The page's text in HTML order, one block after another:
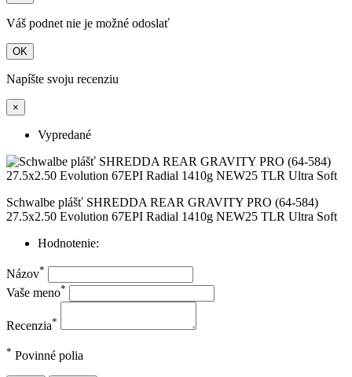
Váš podnet nie je možné odoslať
OK
Napíšte svoju recenziu
×
Vypredané
Schwalbe plášť SHREDDA REAR GRAVITY PRO (64-584)
27.5x2.50 Evolution 67EPI Radial 1410g NEW25 TLR Ultra Soft
Hodnotenie:
Názov*
Vaše meno*
Recenzia*
* Povinné polia